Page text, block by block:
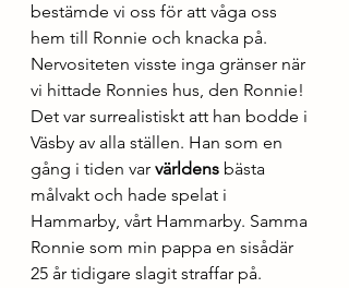
bestämde vi oss för att våga oss
hem till Ronnie och knacka på.
Nervositeten visste inga gränser när
vi hittade Ronnies hus, den Ronnie!
Det var surrealistiskt att han bodde i
Väsby av alla ställen. Han som en
gång i tiden var världens bästa
målvakt och hade spelat i
Hammarby, vårt Hammarby. Samma
Ronnie som min pappa en sisådär
25 år tidigare slagit straffar på.